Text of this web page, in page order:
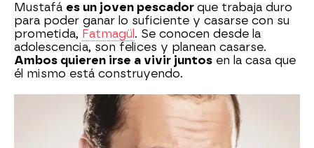
Mustafá es un joven pescador que trabaja duro
para poder ganar lo suficiente y casarse con su
prometida, Fatmagül . Se conocen desde la
adolescencia, son felices y planean casarse.
Ambos quieren irse a vivir juntos en la casa que
él mismo está construyendo.